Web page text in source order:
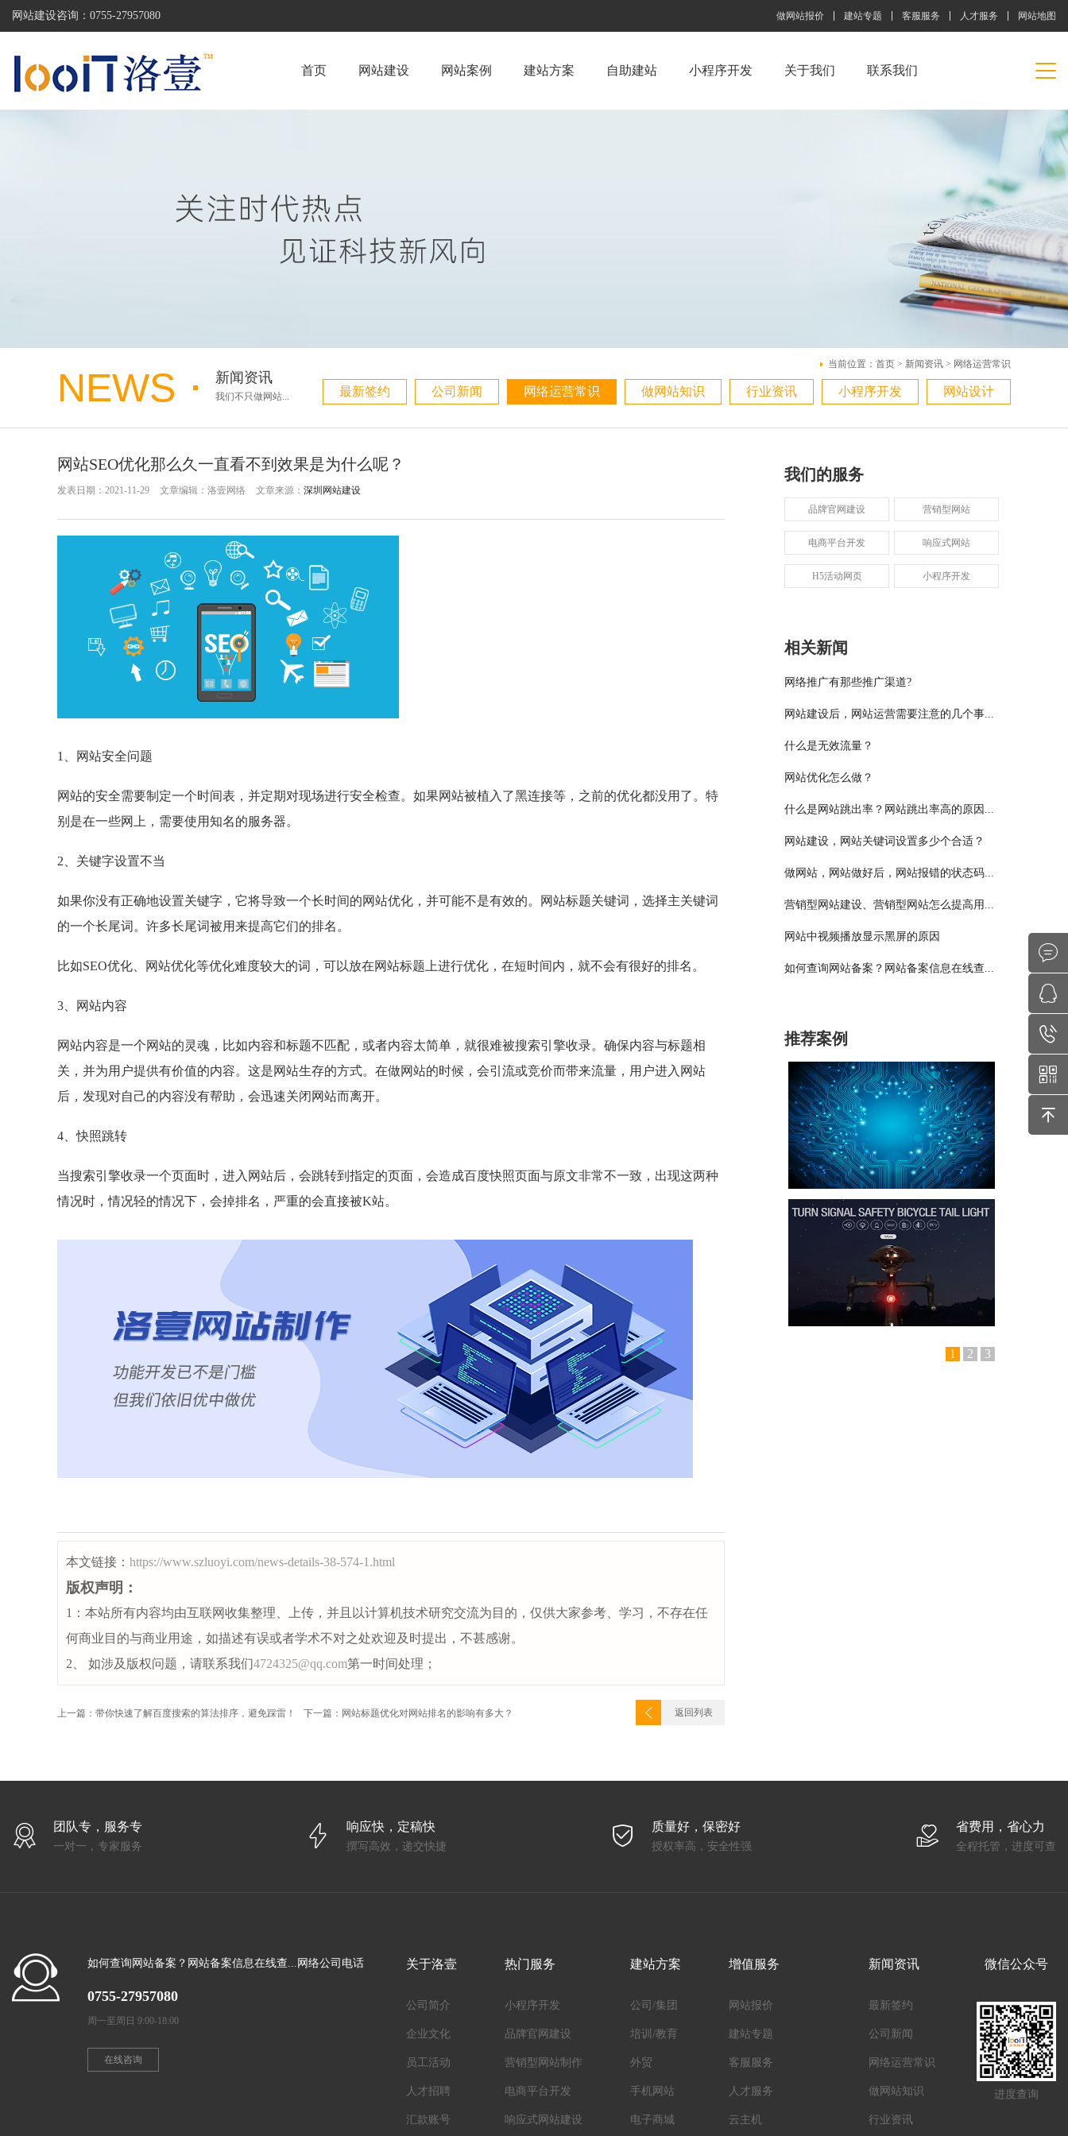
网站建设咨询： 0755-27957080 做网站报价 建站专题 客服服务 人才服务 网站地图
首页 网站建设 网站案例 建站方案 自助建站 小程序开发 关于我们 联系我们
NEWS 新闻资讯
我们不只做网站...
当前位置： 首页 > 新闻资讯 > 网络运营常识
最新签约 公司新闻 网络运营常识 做网站知识 行业资讯 小程序开发 网站设计
网站SEO优化那么久一直看不到效果是为什么呢？
发表日期：2021-11-29 文章编辑：洛壹网络 文章来源： 深圳网站建设
1、网站安全问题
网站的安全需要制定一个时间表，并定期对现场进行安全检查。如果网站被植入了黑连接等，之前的优化都没用了。特
别是在一些网上，需要使用知名的服务器。
2、关键字设置不当
如果你没有正确地设置关键字，它将导致一个长时间的网站优化，并可能不是有效的。网站标题关键词，选择主关键词
的一个长尾词。许多长尾词被用来提高它们的排名。
比如SEO优化、网站优化等优化难度较大的词，可以放在网站标题上进行优化，在短时间内，就不会有很好的排名。
3、网站内容
网站内容是一个网站的灵魂，比如内容和标题不匹配，或者内容太简单，就很难被搜索引擎收录。确保内容与标题相
关，并为用户提供有价值的内容。这是网站生存的方式。在做网站的时候，会引流或竞价而带来流量，用户进入网站
后，发现对自己的内容没有帮助，会迅速关闭网站而离开。
4、快照跳转
当搜索引擎收录一个页面时，进入网站后，会跳转到指定的页面，会造成百度快照页面与原文非常不一致，出现这两种
情况时，情况轻的情况下，会掉排名，严重的会直接被K站。
本文链接： https://www.szluoyi.com/news-details-38-574-1.html
版权声明：
1：本站所有内容均由互联网收集整理、上传，并且以计算机技术研究交流为目的，仅供大家参考、学习，不存在任
何商业目的与商业用途，如描述有误或者学术不对之处欢迎及时提出，不甚感谢。
2、 如涉及版权问题，请联系我们4724325@qq.com第一时间处理；
上一篇：带你快速了解百度搜索的算法排序，避免踩雷！ 下一篇：网站标题优化对网站排名的影响有多大？ 返回列表
我们的服务
品牌官网建设 营销型网站
电商平台开发 响应式网站
H5活动网页 小程序开发
相关新闻
网络推广有那些推广渠道?
网站建设后，网站运营需要注意的几个事...
什么是无效流量？
网站优化怎么做？
什么是网站跳出率？网站跳出率高的原因...
网站建设，网站关键词设置多少个合适？
做网站，网站做好后，网站报错的状态码...
营销型网站建设、营销型网站怎么提高用...
网站中视频播放显示黑屏的原因
如何查询网站备案？网站备案信息在线查...
推荐案例
1 2 3
团队专，服务专
一对一，专家服务
响应快，定稿快
撰写高效，递交快捷
质量好，保密好
授权率高，安全性强
省费用，省心力
全程托管，进度可查
如何查询网站备案？网站备案信息在线查...网络公司电话
0755-27957080
周一至周日 9:00-18:00
在线咨询
关于洛壹
公司简介
企业文化
员工活动
人才招聘
汇款账号
热门服务
小程序开发
品牌官网建设
营销型网站制作
电商平台开发
响应式网站建设
建站方案
公司/集团
培训/教育
外贸
手机网站
电子商城
增值服务
网站报价
建站专题
客服服务
人才服务
云主机
新闻资讯
最新签约
公司新闻
网络运营常识
做网站知识
行业资讯
微信公众号
进度查询